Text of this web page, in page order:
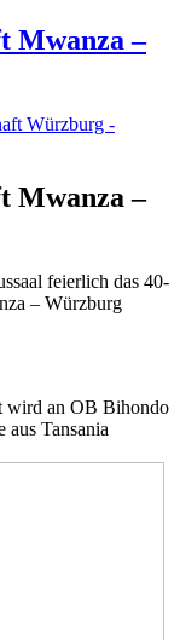
Mwanza –
Würzburg -
Mwanza –
feierlich das 40-
– Würzburg